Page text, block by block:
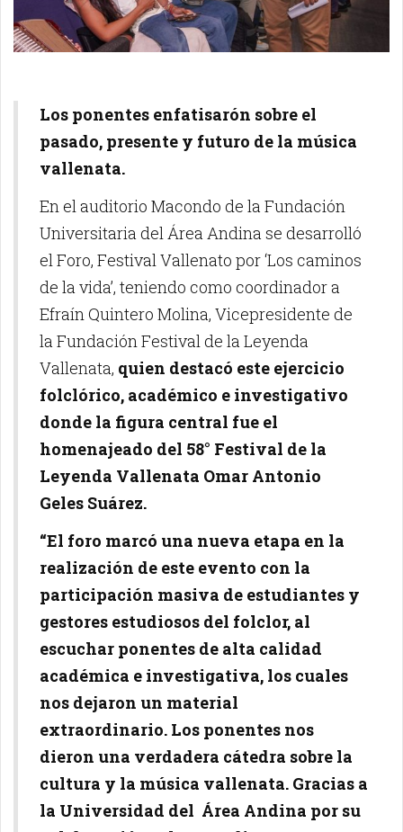
Los ponentes enfatisarón sobre el
pasado, presente y futuro de la música
vallenata.
En el auditorio Macondo de la Fundación
Universitaria del Área Andina se desarrolló
el Foro, Festival Vallenato por ‘Los caminos
de la vida’, teniendo como coordinador a
Efraín Quintero Molina, Vicepresidente de
la Fundación Festival de la Leyenda
Vallenata, quien destacó este ejercicio
folclórico, académico e investigativo
donde la figura central fue el
homenajeado del 58° Festival de la
Leyenda Vallenata Omar Antonio
Geles Suárez.
“El foro marcó una nueva etapa en la
realización de este evento con la
participación masiva de estudiantes y
gestores estudiosos del folclor, al
escuchar ponentes de alta calidad
académica e investigativa, los cuales
nos dejaron un material
extraordinario. Los ponentes nos
dieron una verdadera cátedra sobre la
cultura y la música vallenata. Gracias a
la Universidad del Área Andina por su